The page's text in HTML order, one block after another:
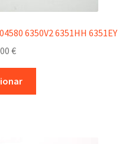
6350V2 6351HH 6351EY
€